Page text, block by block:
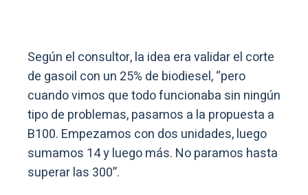
Según el consultor, la idea era validar el corte
de gasoil con un 25% de biodiesel, “pero
cuando vimos que todo funcionaba sin ningún
tipo de problemas, pasamos a la propuesta a
B100. Empezamos con dos unidades, luego
sumamos 14 y luego más. No paramos hasta
superar las 300”.